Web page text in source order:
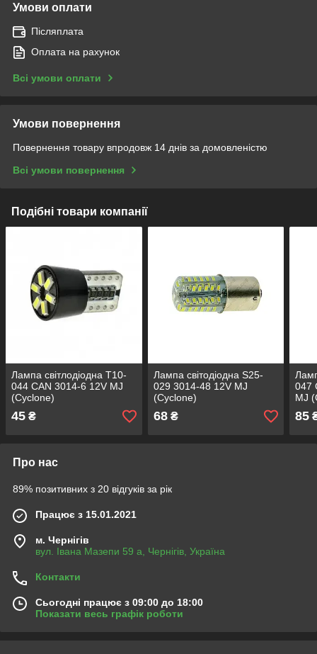
Умови оплати
Післяплата
Оплата на рахунок
Всі умови оплати
Умови повернення
Повернення товару впродовж 14 днів за домовленістю
Всі умови повернення
Подібні товари компанії
Лампа світлодіодна Т10-
044 CAN 3014-6 12V MJ
(Cyclone)
45 ₴
Лампа світодіодна S25-
029 3014-48 12V MJ
(Cyclone)
68₴
047
MJ
85
Про нас
89% позитивних з 20 відгуків за рік
Працює з 15.01.2021
м. Чернігів
вул. Івана Мазепи 59 а, Чернігів, Україна
Контакти
Сьогодні працює з 09:00 до 18:00
Показати весь графік роботи